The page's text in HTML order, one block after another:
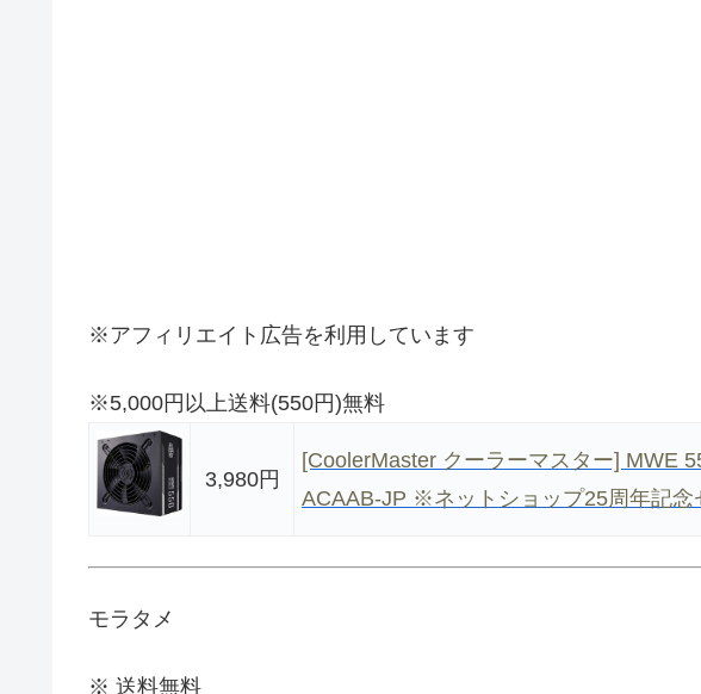
※アフィリエイト広告を利用しています
※5,000円以上送料(550円)無料
3,980円
[CoolerMaster クーラーマスター] MWE
ACAAB-JP ※ネットショップ25周年記念
モラタメ
※ 送料無料